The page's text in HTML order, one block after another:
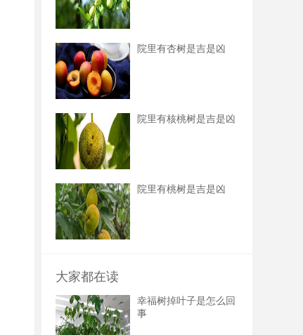
院里有杏树是吉是凶
院里有核桃树是吉是凶
院里有桃树是吉是凶
大家都在读
幸福树掉叶子是怎么回
事